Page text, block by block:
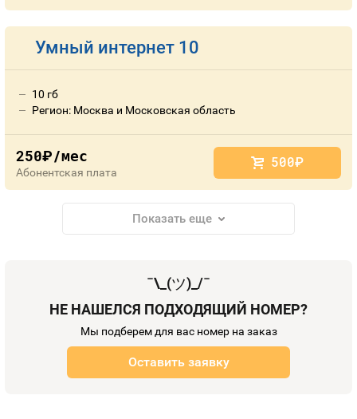
Умный интернет 10
10 гб
Регион: Москва и Московская область
250руб./мес
Абонентская плата
500руб.
Показать еще
¯\_(ツ)_/¯
НЕ НАШЕЛСЯ ПОДХОДЯЩИЙ НОМЕР?
Мы подберем для вас номер на заказ
Оставить заявку